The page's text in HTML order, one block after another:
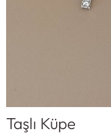
Taşlı Küpe